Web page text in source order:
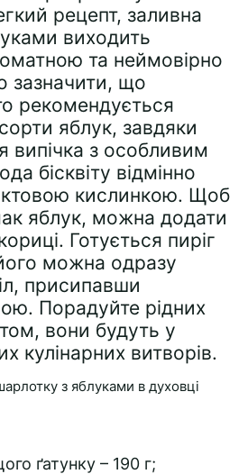
рецепт, заливна
виходить
та неймовірно
зазначити, що
рекомендується
яблук, завдяки
випічка з особливим
бісквіту відмінно
кислинкою. Щоб
яблук, можна додати
Готується пиріг
можна одразу
присипавши
Порадуйте рідних
вони будуть у
кулінарних витворів.
ґатунку – 190 г;